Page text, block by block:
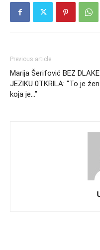
Previous article
Marija Šerifović BEZ
JEZlKU 0TKRlLA: “To je
koja je…”